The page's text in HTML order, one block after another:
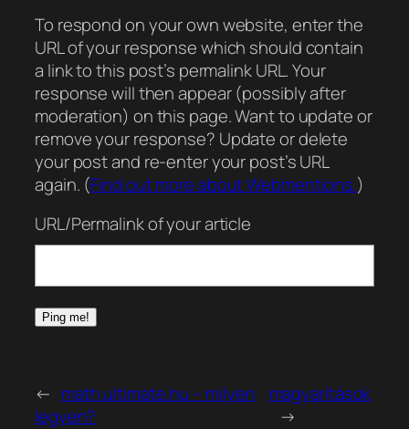
To respond on your own website, enter the
URL of your response which should contain
a link to this post’s permalink URL. Your
response will then appear (possibly after
moderation) on this page. Want to update or
remove your response? Update or delete
your post and re-enter your post’s URL
again. (Find out more about Webmentions.)
URL/Permalink of your article
← math.ultimate.hu – milyen
legyen?
magyarítások
→